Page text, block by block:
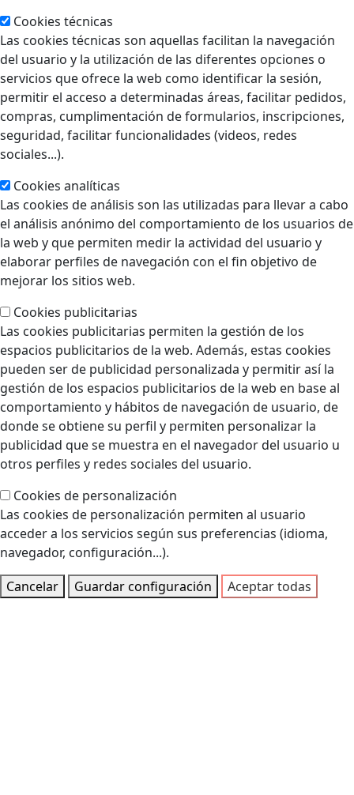
Cookies técnicas
Las cookies técnicas son aquellas facilitan la navegación
del usuario y la utilización de las diferentes opciones o
servicios que ofrece la web como identificar la sesión,
permitir el acceso a determinadas áreas, facilitar pedidos,
compras, cumplimentación de formularios, inscripciones,
seguridad, facilitar funcionalidades (videos, redes
sociales...).
Cookies analíticas
Las cookies de análisis son las utilizadas para llevar a cabo
el análisis anónimo del comportamiento de los usuarios de
la web y que permiten medir la actividad del usuario y
elaborar perfiles de navegación con el fin objetivo de
mejorar los sitios web.
Cookies publicitarias
Las cookies publicitarias permiten la gestión de los
espacios publicitarios de la web. Además, estas cookies
pueden ser de publicidad personalizada y permitir así la
gestión de los espacios publicitarios de la web en base al
comportamiento y hábitos de navegación de usuario, de
donde se obtiene su perfil y permiten personalizar la
publicidad que se muestra en el navegador del usuario u
otros perfiles y redes sociales del usuario.
Cookies de personalización
Las cookies de personalización permiten al usuario
acceder a los servicios según sus preferencias (idioma,
navegador, configuración...).
Cancelar
Guardar configuración Aceptar todas